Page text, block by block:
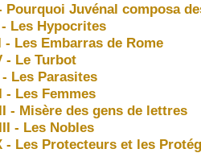
Pourquoi Juvénal composa
Les Hypocrites
- Les Embarras de Rome
- Le Turbot
Les Parasites
- Les Femmes
- Misère des gens de lettres
- Les Nobles
- Les Protecteurs et les